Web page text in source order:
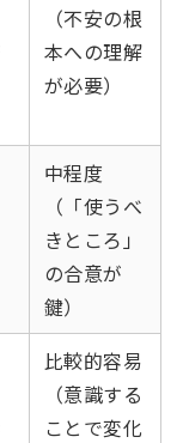
（不安の根
本への理解
が必要）
中程度
（「使うべ
きところ」
の合意が
鍵）
比較的容易
（意識する
ことで変化